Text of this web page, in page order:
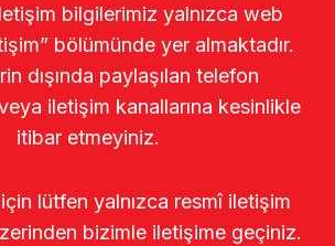
bilgilerimiz yalnızca web
bölümünde yer almaktadır.
dışında paylaşılan telefon
iletişim kanallarına kesinlikle
itibar etmeyiniz.
lütfen yalnızca resmî iletişim
bizimle iletişime geçiniz.